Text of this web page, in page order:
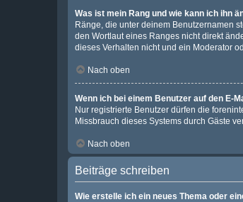
Was ist mein Rang und wie kann ich ihn
Ränge, die unter deinem Benutzernamen
den Wortlaut eines Ranges nicht direkt
dieses Verhalten nicht und ein Moderator
Nach oben
Wenn ich bei einem Benutzer auf den E-
Nur registrierte Benutzer dürfen die
Missbrauch dieses Systems durch Gäste
Nach oben
Beiträge schreiben
Wie erstelle ich ein neues Thema oder